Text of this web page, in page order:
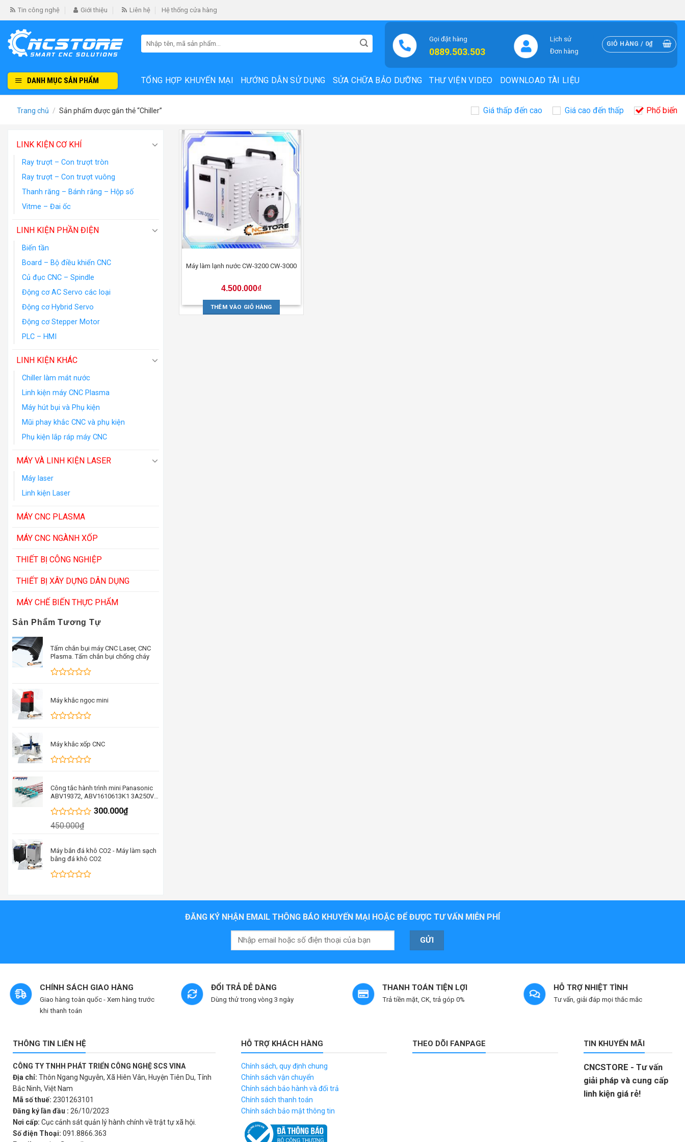
Skip
to
content
Tin công nghệ Giới thiệu Liên hệ Hệ thống cửa hàng
kiếm:
Gọi đặt hàng
0889.503.503
Lịch sử
Đơn hàng
GIỎ HÀNG / 0₫
DANH MỤC SẢN PHẨM TỔNG HỢP KHUYẾN MẠI HƯỚNG DẪN SỬ DỤNG SỬA CHỮA BẢO DƯỠNG THƯ VIỆN VIDEO DOWNLOAD TÀI LIỆU
Trang chủ / Sản phẩm được gắn thẻ “Chiller” Giá thấp đến cao Giá cao đến thấp Phổ biến
LINK KIỆN CƠ KHÍ
Ray trượt – Con trượt tròn
Ray trượt – Con trượt vuông
Thanh răng – Bánh răng – Hộp số
Vitme – Đai ốc
LINH KIỆN PHẦN ĐIỆN
Biến tần
Board – Bộ điều khiển CNC
Củ đục CNC – Spindle
Động cơ AC Servo các loại
Động cơ Hybrid Servo
Động cơ Stepper Motor
PLC – HMI
LINH KIỆN KHÁC
Chiller làm mát nước
Linh kiện máy CNC Plasma
Máy hút bụi và Phụ kiện
Mũi phay khắc CNC và phụ kiện
Phụ kiện lắp ráp máy CNC
MÁY VÀ LINH KIỆN LASER
Máy laser
Linh kiện Laser
MÁY CNC PLASMA
MÁY CNC NGÀNH XỐP
THIẾT BỊ CÔNG NGHIỆP
THIẾT BỊ XÂY DỰNG DÂN DỤNG
MÁY CHẾ BIẾN THỰC PHẨM
Sản Phẩm Tương Tự
Tấm chắn bụi máy CNC Laser, CNC
Plasma. Tấm chắn bụi chống cháy
hạng
5
Máy khắc ngọc mini
hạng
5
Máy khắc xốp CNC
hạng
0
sao
Công tắc hành trình mini Panasonic
ABV19372, ABV1610613K1 3A250V
ABV19388FA
Được
0
5
300.000₫
450.000₫
Máy bắn đá khô CO2 - Máy làm sạch
bằng đá khô CO2
hạng
Máy làm lạnh nước CW-3200 CW-3000
4.500.000₫
THÊM VÀO GIỎ HÀNG
ĐĂNG KÝ NHẬN EMAIL THÔNG BÁO KHUYẾN MẠI HOẶC ĐỂ ĐƯỢC TƯ VẤN MIỄN PHÍ
CHÍNH SÁCH GIAO HÀNG
Giao hàng toàn quốc - Xem hàng trước
khi thanh toán
ĐỔI TRẢ DỄ DÀNG
Dùng thử trong vòng 3 ngày
THANH TOÁN TIỆN LỢI
Trả tiền mặt, CK, trả góp 0%
HỖ TRỢ NHIỆT TÌNH
Tư vấn, giải đáp mọi thắc mắc
THÔNG TIN LIÊN HỆ
CÔNG TY TNHH PHÁT TRIỂN CÔNG NGHỆ SCS VINA
Địa chỉ: Thôn Ngang Nguyễn, Xã Hiên Vân, Huyện Tiên Du, Tỉnh
Bắc Ninh, Việt Nam
Mã số thuế: 2301263101
Đăng ký lần đầu : 26/10/2023
Nơi cấp: Cục cảnh sát quản lý hành chính về trật tự xã hội.
Số điện Thoại: 091.8866.363
HỖ TRỢ KHÁCH HÀNG
Chính sách, quy định chung
Chính sách vận chuyển
Chính sách bảo hành và đổi trả
Chính sách thanh toán
Chính sách bảo mật thông tin
THEO DÕI FANPAGE TIN KHUYẾN MÃI
CNCSTORE - Tư vấn
giải pháp và cung cấp
linh kiện giá rẻ!